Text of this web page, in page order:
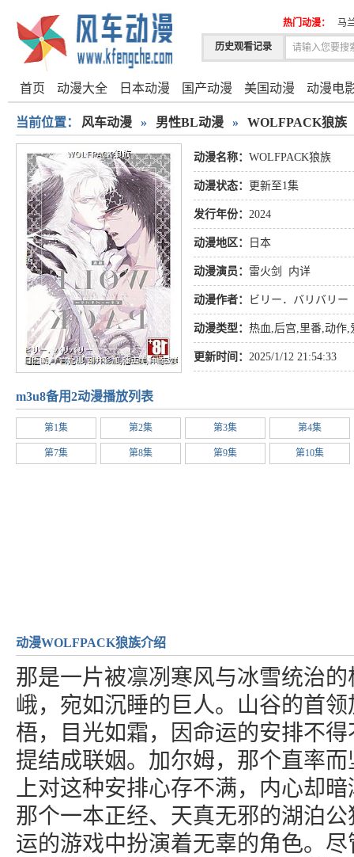
历史观看记录
热门动漫： 马
首页 动漫大全 日本动漫 国产动漫 美国动漫 动漫电
当前位置： 风车动漫 » 男性BL动漫 » WOLFPACK狼族
动漫名称： WOLFPACK狼族
动漫状态： 更新至1集
发行年份： 2024
动漫地区： 日本
动漫演员： 雷火剑 内详
动漫作者： ビリー．バリバリー
动漫类型： 热血,后宫,里番,动作,
更新时间： 2025/1/12 21:54:33
m3u8备用2动漫播放列表
第1集 第2集 第3集 第4集
第7集 第8集 第9集 第10集
动漫WOLFPACK狼族介绍
那是一片被凛冽寒风与冰雪统治
峨，宛如沉睡的巨人。山谷的首
梧，目光如霜，因命运的安排不
提结成联姻。加尔姆，那个直率
上对这种安排心存不满，内心却
那个一本正经、天真无邪的湖泊
运的游戏中扮演着无辜的角色。